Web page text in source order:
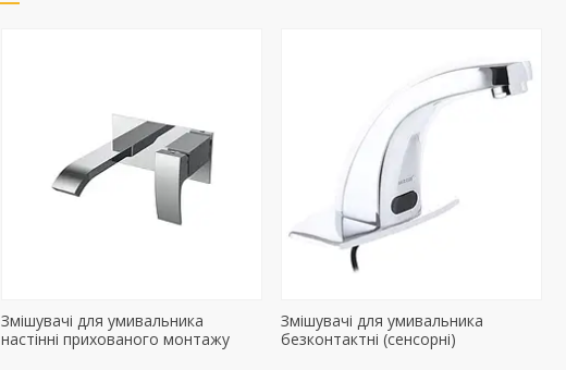
Змішувачі для умивальника
настінні прихованого монтажу
Змішувачі для умивальника
безконтактні (сенсорні)